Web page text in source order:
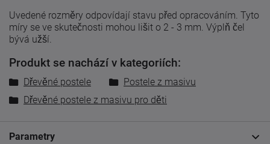
Uvedené rozměry odpovídají stavu před opracováním Tyto
míry se ve skutečnosti mohou lišit o 2 - 3 mm. Výplň čel
bývá užší.
Produkt se nachází v kategoriích:
Dřevěné postele
Postele z masivu
Dřevěné postele z masivu pro děti
Parametry